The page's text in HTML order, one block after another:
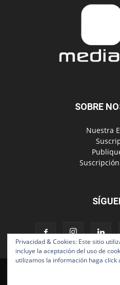
SOBRE
Nuestra
Privacidad & Cookies: Este sitio
incluye la aceptación del uso de
utilizamos la información haga click